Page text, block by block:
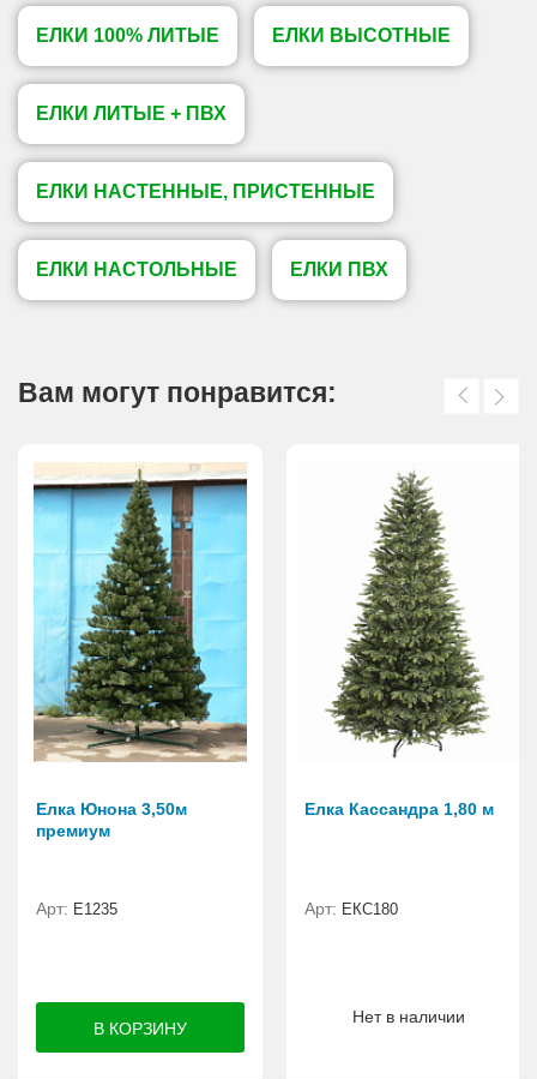
ЕЛКИ 100% ЛИТЫЕ ЕЛКИ ВЫСОТНЫЕ
ЕЛКИ ЛИТЫЕ + ПВХ
ЕЛКИ НАСТЕННЫЕ, ПРИСТЕННЫЕ
ЕЛКИ НАСТОЛЬНЫЕ ЕЛКИ ПВХ
Вам могут понравится:
Елка Юнона 3,50м
премиум
Арт: E1235
Елка Кассандра 1,80 м
Арт: ЕКС180
Нет в наличии